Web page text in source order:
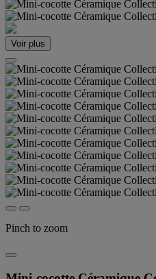
Voir plus
Pinch to zoom